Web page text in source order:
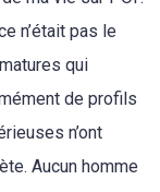
n’était pas le
qui
de profils
n’ont
Aucun homme